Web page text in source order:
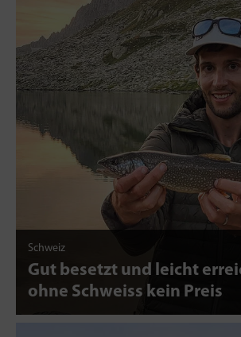
Schweiz
Gut besetzt und leicht
ohne Schweiss kein Preis